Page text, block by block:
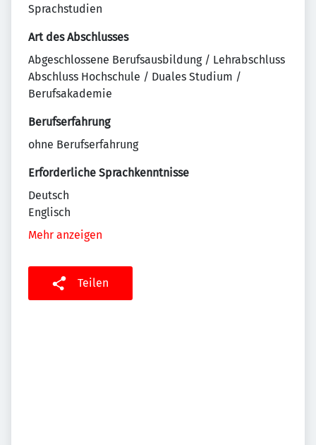
Sprachstudien
Art des Abschlusses
Abgeschlossene Berufsausbildung / Lehrabschluss
Abschluss Hochschule / Duales Studium /
Berufsakademie
Berufserfahrung
ohne Berufserfahrung
Erforderliche Sprachkenntnisse
Deutsch
Englisch
Mehr anzeigen
Teilen